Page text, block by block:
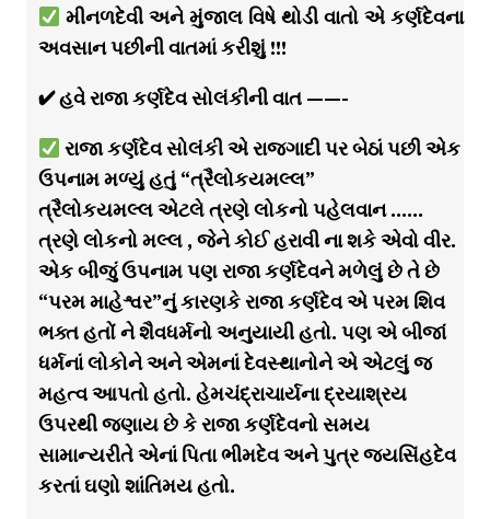
મીનળદેવી અને મુંજાલ વિષે થોડી વાતો એ કર્ણદેવના
અવસાન પછીની વાતમાં કરીશું !!!
✔ હવે રાજા કર્ણદેવ સોલંકીની વાત ——-
રાજા કર્ણદેવ સોલંકી એ રાજગાદી પર બેઠાં પછી એક
ઉપનામ મળ્યું હતું “ત્રૈલોકયમલ્લ”
ત્રૈલોકયમલ્લ એટલે ત્રણે લોકનો પહેલવાન ……
ત્રણે લોકનો મલ્લ , જેને કોઈ હરાવી ના શકે એવો વીર.
એક બીજું ઉપનામ પણ રાજા કર્ણદેવને મળેલું છે તે છે
“પરમ માહેશ્વર”નું કારણકે રાજા કર્ણદેવ એ પરમ શિવ
ભક્ત હતોં ને શૈવધર્મનો અનુયાયી હતો. પણ એ બીજાં
ધર્મનાં લોકોને અને એમનાં દેવસ્થાનોને એ એટલું જ
મહત્વ આપતો હતો. હેમચંદ્રાચાર્યના દ્રયાશ્રય
ઉપરથી જણાય છે કે રાજા કર્ણદેવનો સમય
સામાન્યરીતે એનાં પિતા ભીમદેવ અને પુત્ર જયસિંહદેવ
કરતાં ઘણો શાંતિમય હતો.